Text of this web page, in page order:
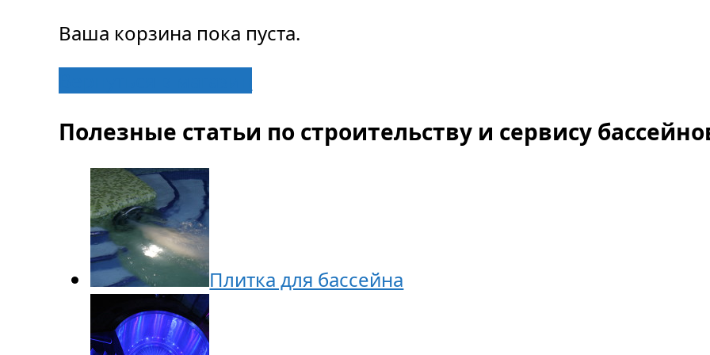
Ваша корзина пока пуста.
Полезные статьи по строительству и сервису
Плитка для бассейна